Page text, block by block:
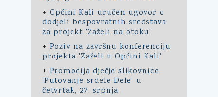
+ Općini Kali uručen ugovor o
dodjeli bespovratnih sredstava
za projekt 'Zaželi na otoku'
+ Poziv na završnu konferenciju
projekta 'Zaželi u Općini Kali'
+ Promocija dječje slikovnice
'Putovanje srdele Dele' u
četvrtak, 27. srpnja